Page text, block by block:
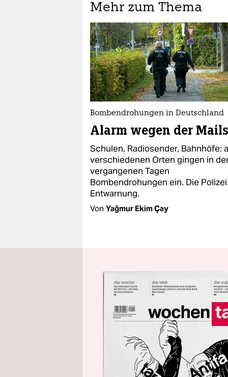
Mehr zum Thema
Bombendrohungen in Deutschland
Alarm wegen der Mails
Schulen, Radiosender, Bahnhöfe:
verschiedenen Orten gingen in
vergangenen Tagen
Bombendrohungen ein. Die
Entwarnung.
Von Yağmur Ekim Çay